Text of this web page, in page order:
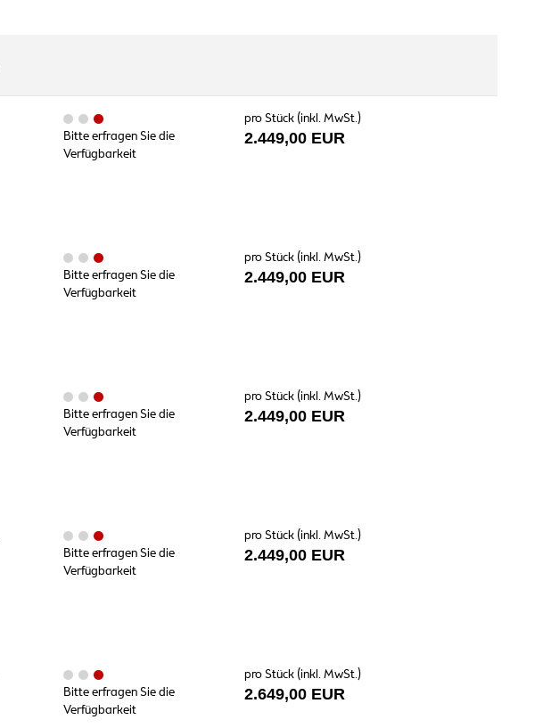
Bitte erfragen Sie die
Verfügbarkeit
pro Stück (inkl. MwSt.)
2.449,00 EUR
Bitte erfragen Sie die
Verfügbarkeit
pro Stück (inkl. MwSt.)
2.449,00 EUR
Bitte erfragen Sie die
Verfügbarkeit
pro Stück (inkl. MwSt.)
2.449,00 EUR
Bitte erfragen Sie die
Verfügbarkeit
pro Stück (inkl. MwSt.)
2.449,00 EUR
Bitte erfragen Sie die
Verfügbarkeit
pro Stück (inkl. MwSt.)
2.649,00 EUR